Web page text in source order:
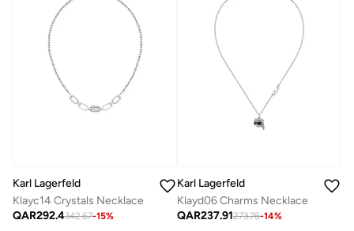
Karl Lagerfeld
Klayc14 Crystals Necklace
QAR292.4342.67-15%
Karl Lagerfeld
Klayd06 Charms Necklace
QAR237.91273.76-14%